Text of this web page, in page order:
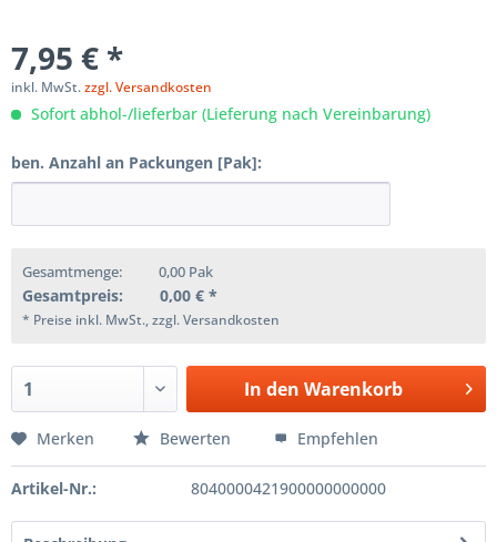
7,95 € *
inkl. MwSt.zzgl. Versandkosten
Sofort abhol-/lieferbar (Lieferung nach Vereinbarung)
ben. Anzahl an Packungen [Pak]:
Gesamtmenge: 0,00 Pak
Gesamtpreis: 0,00 € *
* Preise inkl. MwSt., zzgl. Versandkosten
In den Warenkorb
Merken Bewerten Empfehlen
Artikel-Nr.: 8040000421900000000000